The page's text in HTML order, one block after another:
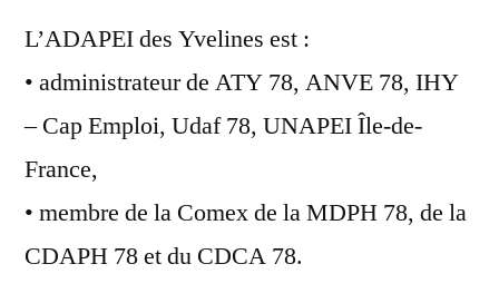
L’ADAPEI des Yvelines est :
• administrateur de ATY 78, ANVE 78, IHY
– Cap Emploi, Udaf 78, UNAPEI Île-de-
France,
• membre de la Comex de la MDPH 78, de la
CDAPH 78 et du CDCA 78.